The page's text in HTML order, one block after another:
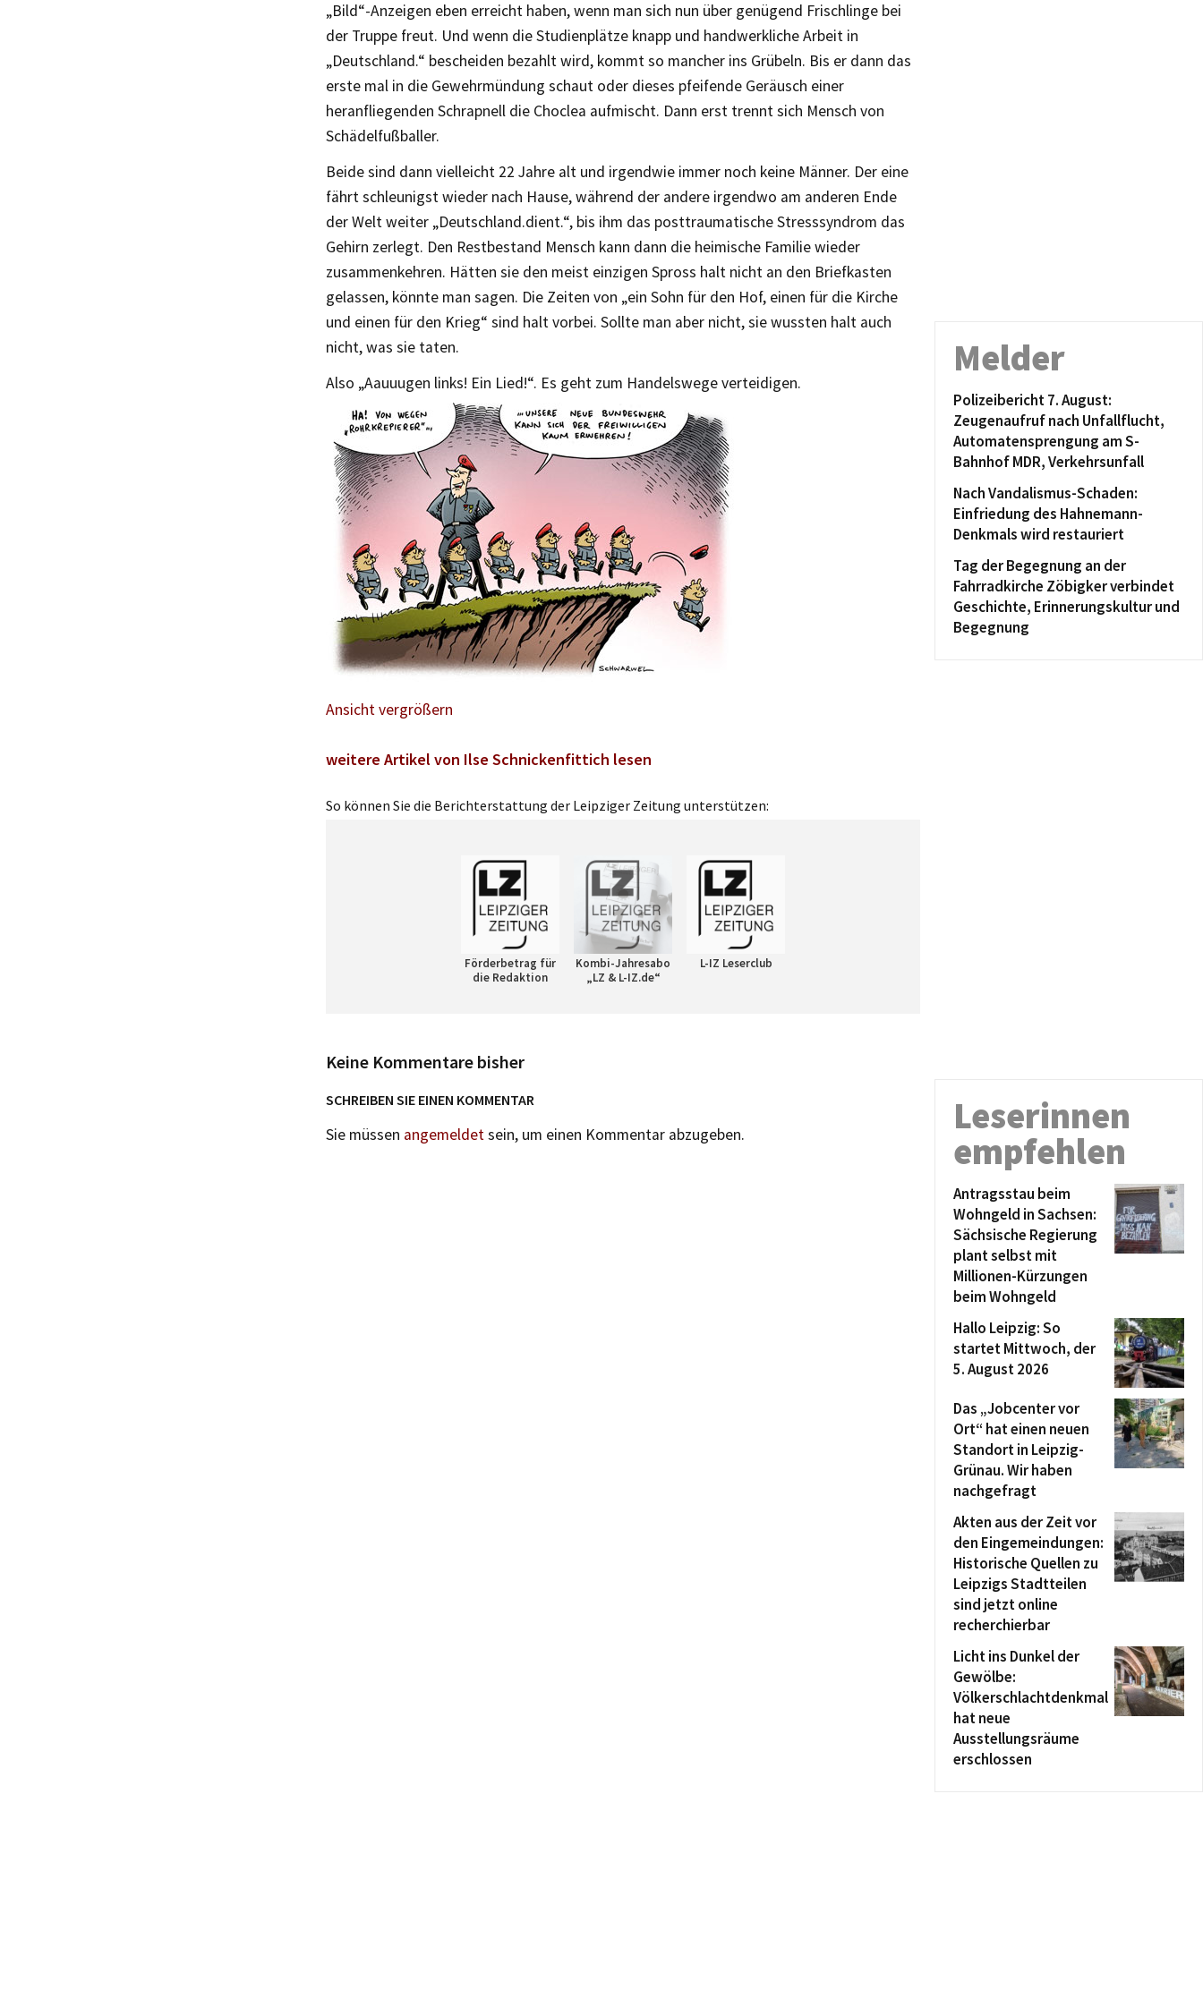
„Bild“-Anzeigen eben erreicht haben, wenn man sich nun über genügend Frischlinge bei
der Truppe freut. Und wenn die Studienplätze knapp und handwerkliche Arbeit in
„Deutschland.“ bescheiden bezahlt wird, kommt so mancher ins Grübeln. Bis er dann das
erste mal in die Gewehrmündung schaut oder dieses pfeifende Geräusch einer
heranfliegenden Schrapnell die Choclea aufmischt. Dann erst trennt sich Mensch von
Schädelfußballer.
Beide sind dann vielleicht 22 Jahre alt und irgendwie immer noch keine Männer. Der eine
fährt schleunigst wieder nach Hause, während der andere irgendwo am anderen Ende
der Welt weiter „Deutschland.dient.“, bis ihm das posttraumatische Stresssyndrom das
Gehirn zerlegt. Den Restbestand Mensch kann dann die heimische Familie wieder
zusammenkehren. Hätten sie den meist einzigen Spross halt nicht an den Briefkasten
gelassen, könnte man sagen. Die Zeiten von „ein Sohn für den Hof, einen für die Kirche
und einen für den Krieg“ sind halt vorbei. Sollte man aber nicht, sie wussten halt auch
nicht, was sie taten.
Also „Aauuugen links! Ein Lied!“. Es geht zum Handelswege verteidigen.
Ansicht vergrößern
weitere Artikel von Ilse Schnickenfittich lesen
So können Sie die Berichterstattung der Leipziger Zeitung unterstützen:
Förderbetrag für
die Redaktion
Kombi-Jahresabo
„LZ & L-IZ.de“
L-IZ Leserclub
Keine Kommentare bisher
SCHREIBEN SIE EINEN KOMMENTAR
Sie müssen angemeldetsein, um einen Kommentar abzugeben.
Melder
Polizeibericht 7. August:
Zeugenaufruf nach Unfallflucht,
Automatensprengung am S-
Bahnhof MDR, Verkehrsunfall
Nach Vandalismus-Schaden:
Einfriedung des Hahnemann-
Denkmals wird restauriert
Tag der Begegnung an der
Fahrradkirche Zöbigker verbindet
Geschichte, Erinnerungskultur und
Begegnung
Leserinnen
empfehlen
Antragsstau beim
Wohngeld in Sachsen:
Sächsische Regierung
plant selbst mit
Millionen-Kürzungen
beim Wohngeld
Hallo Leipzig: So
startet Mittwoch, der
5. August 2026
Das „Jobcenter vor
Ort“ hat einen neuen
Standort in Leipzig-
Grünau. Wir haben
nachgefragt
Akten aus der Zeit vor
den Eingemeindungen:
Historische Quellen zu
Leipzigs Stadtteilen
sind jetzt online
recherchierbar
Licht ins Dunkel der
Gewölbe:
Völkerschlachtdenkmal
hat neue
Ausstellungsräume
erschlossen